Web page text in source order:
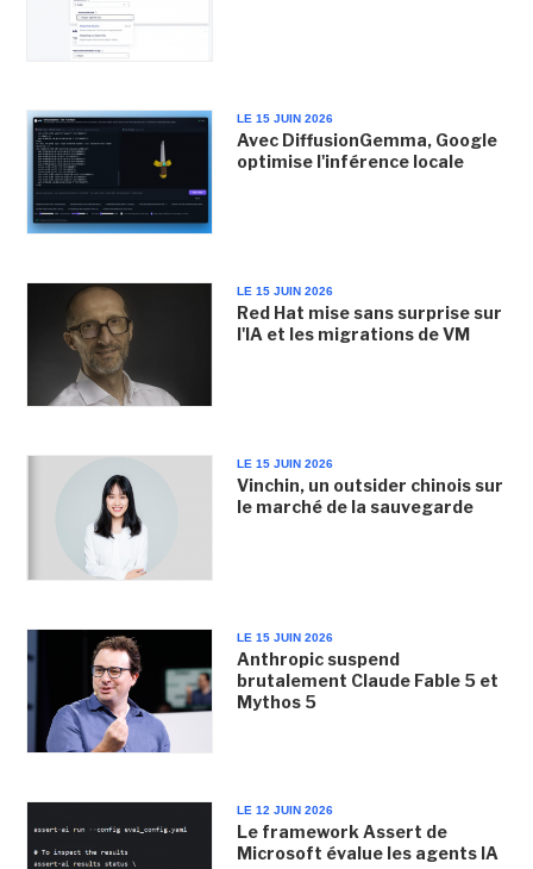
LE 15 JUIN 2026
Avec DiffusionGemma, Google
optimise l'inférence locale
LE 15 JUIN 2026
Red Hat mise sans surprise sur
l'IA et les migrations de VM
LE 15 JUIN 2026
Vinchin, un outsider chinois sur
le marché de la sauvegarde
LE 15 JUIN 2026
Anthropic suspend
brutalement Claude Fable 5 et
Mythos 5
LE 12 JUIN 2026
Le framework Assert de
Microsoft évalue les agents IA